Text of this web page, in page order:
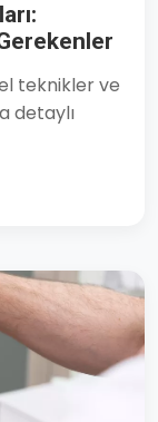
teknikler ve
detaylı